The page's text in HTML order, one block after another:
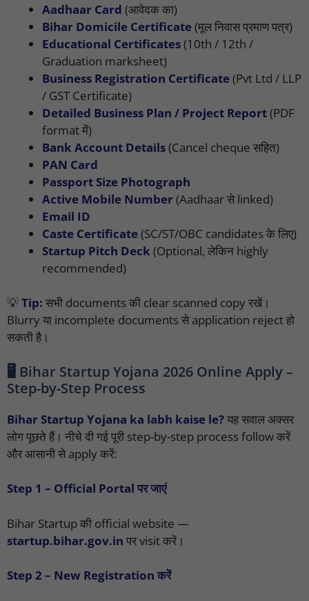
Aadhaar Card (आवेदक का)
Bihar Domicile Certificate(मूल निवास प्रमाण पत्र)
Educational Certificates(10th / 12th /
Graduation marksheet)
Business Registration Certificate(Pvt Ltd / LLP
/ GST Certificate)
Detailed Business Plan / Project Report(PDF
format में)
Bank Account Details(Cancel cheque सहित)
PAN Card
Passport Size Photograph
Active Mobile Number(Aadhaar से linked)
Email ID
Caste Certificate(SC/ST/OBC candidates के लिए)
Startup Pitch Deck (Optional, लेकिन highly
recommended)
💡Tip: सभी documents की clear scanned copy रखें।
Blurry या incomplete documents से application reject हो
सकती है।
🖥️ Bihar Startup Yojana 2026 Online Apply –
Step-by-Step Process
Bihar Startup Yojana ka labh kaise le?यह सवाल अक्सर
लोग पूछते हैं। नीचे दी गई पूरी step-by-step process follow करें
और आसानी से apply करें:
Step 1 – Official Portal पर जाएं
Bihar Startup की official website —
startup.bihar.gov.in पर visit करें।
Step 2 – New Registration करें